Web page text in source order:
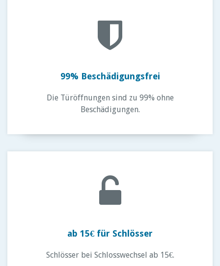
99% Beschädigungsfrei
Die Türöffnungen sind zu 99% ohne
Beschädigungen.
ab 15€ für Schlösser
Schlösser bei Schlosswechsel ab 15€.